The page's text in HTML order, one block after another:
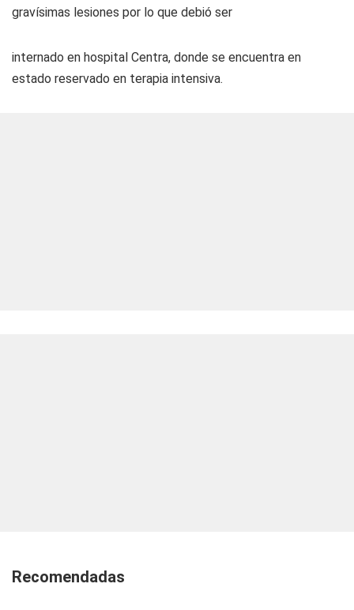
gravísimas lesiones por lo que debió ser
internado en hospital Centra, donde se encuentra en
estado reservado en terapia intensiva.
Recomendadas